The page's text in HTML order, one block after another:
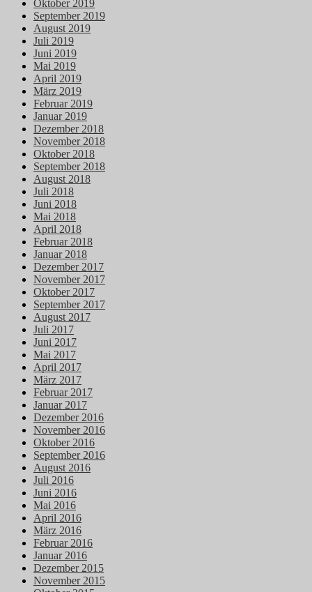
Oktober 2019
September 2019
August 2019
Juli 2019
Juni 2019
Mai 2019
April 2019
März 2019
Februar 2019
Januar 2019
Dezember 2018
November 2018
Oktober 2018
September 2018
August 2018
Juli 2018
Juni 2018
Mai 2018
April 2018
Februar 2018
Januar 2018
Dezember 2017
November 2017
Oktober 2017
September 2017
August 2017
Juli 2017
Juni 2017
Mai 2017
April 2017
März 2017
Februar 2017
Januar 2017
Dezember 2016
November 2016
Oktober 2016
September 2016
August 2016
Juli 2016
Juni 2016
Mai 2016
April 2016
März 2016
Februar 2016
Januar 2016
Dezember 2015
November 2015